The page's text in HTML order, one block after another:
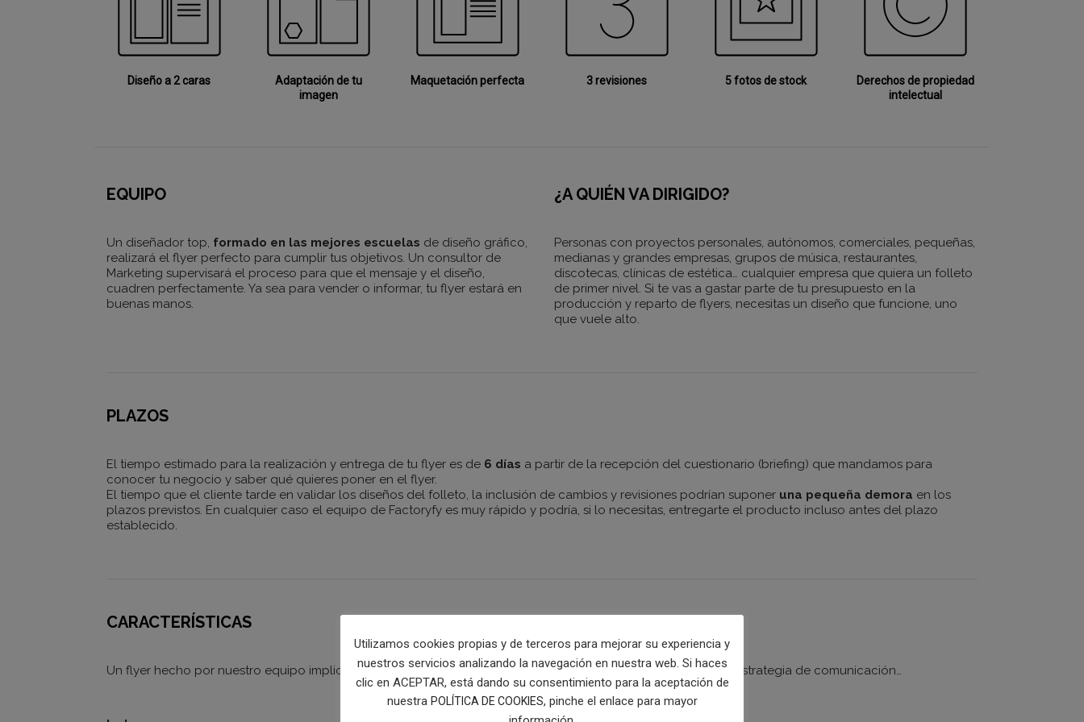
Diseño a 2 caras
Adaptación de tu
imagen
Maquetación perfecta 3 revisiones 5 fotos de stock
Derechos de propiedad
intelectual
EQUIPO
Un diseñador top, formado en las mejores escuelas de diseño gráfico,
realizará el flyer perfecto para cumplir tus objetivos. Un consultor de
Marketing supervisará el proceso para que el mensaje y el diseño,
cuadren perfectamente. Ya sea para vender o informar, tu flyer estará en
buenas manos.
¿A QUIÉN VA DIRIGIDO?
Personas con proyectos personales, autónomos, comerciales, pequeñas,
medianas y grandes empresas, grupos de música, restaurantes,
discotecas, clínicas de estética… cualquier empresa que quiera un folleto
de primer nivel. Si te vas a gastar parte de tu presupuesto en la
producción y reparto de flyers, necesitas un diseño que funcione, uno
que vuele alto.
PLAZOS
El tiempo estimado para la realización y entrega de tu flyer es de 6 días a partir de la recepción del cuestionario (briefing) que mandamos para
conocer tu negocio y saber qué quieres poner en el flyer.
El tiempo que el cliente tarde en validar los diseños del folleto, la inclusión de cambios y revisiones podrían suponer una pequeña demora en los
plazos previstos. En cualquier caso el equipo de Factoryfy es muy rápido y podría, si lo necesitas, entregarte el producto incluso antes del plazo
establecido.
CARACTERÍSTICAS
Un flyer hecho por nuestro equipo implica criterio, alto nivel técnico, coherencia, legibilidad, adaptación a la estrategia de comunicación…
Utilizamos cookies propias y de terceros para mejorar su experiencia y
nuestros servicios analizando la navegación en nuestra web. Si haces
clic en ACEPTAR, está dando su consentimiento para la aceptación de
nuestra POLÍTICA DE COOKIES, pinche el enlace para mayor